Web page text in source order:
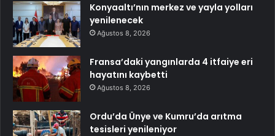
Konyaaltı’nın merkez ve yayla yolları
yenilenecek
Ağustos 8, 2026
Fransa’daki yangınlarda 4 itfaiye eri
hayatını kaybetti
Ağustos 8, 2026
Ordu’da Ünye ve Kumru’da arıtma
tesisleri yenileniyor